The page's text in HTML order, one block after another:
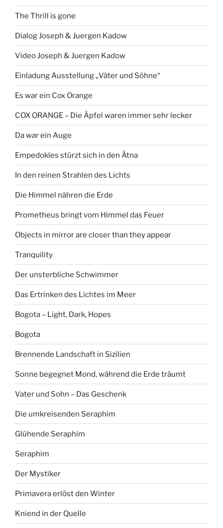
The Thrill is gone
Dialog Joseph & Juergen Kadow
Video Joseph & Juergen Kadow
Einladung Ausstellung „Väter und Söhne“
Es war ein Cox Orange
COX ORANGE – Die Äpfel waren immer sehr lecker
Da war ein Auge
Empedokles stürzt sich in den Ätna
In den reinen Strahlen des Lichts
Die Himmel nähren die Erde
Prometheus bringt vom Himmel das Feuer
Objects in mirror are closer than they appear
Tranquility
Der unsterbliche Schwimmer
Das Ertrinken des Lichtes im Meer
Bogota – Light, Dark, Hopes
Bogota
Brennende Landschaft in Sizilien
Sonne begegnet Mond, während die Erde träumt
Vater und Sohn – Das Geschenk
Die umkreisenden Seraphim
Glühende Seraphim
Seraphim
Der Mystiker
Primavera erlöst den Winter
Kniend in der Quelle